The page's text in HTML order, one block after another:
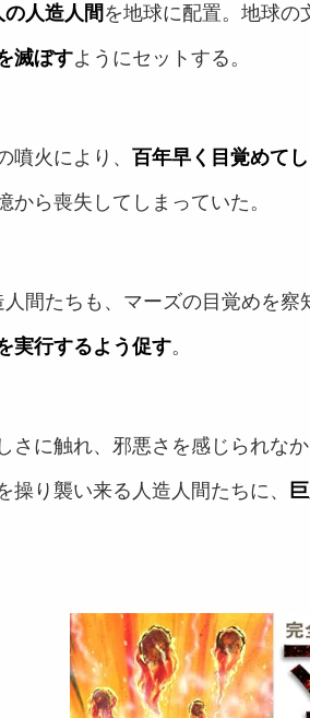
の人造人間 を地球に配置。地球の
滅ぼすようにセットする。
噴火により、 百年早く目覚めて
から喪失してしまっていた。
間たちも、マーズの目覚めを察
実行するよう促す。
さに触れ、邪悪さを感じられな
操り襲い来る人造人間たちに、